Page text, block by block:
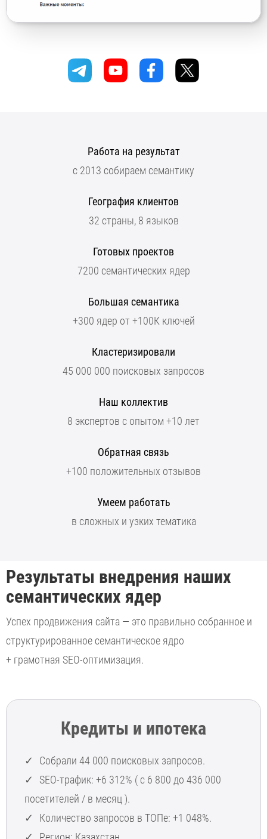
Работа на результат
с 2013 собираем семантику
География клиентов
32 страны, 8 языков
Готовых проектов
7200 семантических ядер
Большая семантика
+300 ядер от +100К ключей
Кластеризировали
45 000 000 поисковых запросов
Наш коллектив
8 экспертов с опытом +10 лет
Обратная связь
+100 положительных отзывов
Умеем работать
в сложных и узких тематика
Результаты внедрения наших
семантических ядер
Успех продвижения сайта — это правильно собранное и
структурированное семантическое ядро
+ грамотная SEO-оптимизация.
Кредиты и ипотека
Собрали 44 000 поисковых запросов.
SEO-трафик: +6 312% ( с 6 800 до 436 000
посетителей / в месяц ).
Количество запросов в ТОПе: +1 048%.